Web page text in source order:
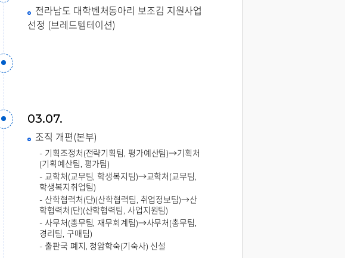
전라남도 대학벤처동아리 보조김 지원사업
선정 (브레드템테이션)
03.07.
조직 개편(본부)
- 기획조정처(전략기획팀, 평가예산팀)→기획처
(기획예산팀, 평가팀)
- 교학처(교무팀, 학생복지팀)→교학처(교무팀,
학생복지취업팀)
- 산학협력처(단)(산학협력팀, 취업정보팀)→산
학협력처(단)(산학협력팀, 사업지원팀)
- 사무처(총무팀, 재무회계팀)→사무처(총무팀,
경리팀, 구매팀)
- 출판국 폐지, 청암학숙(기숙사) 신설